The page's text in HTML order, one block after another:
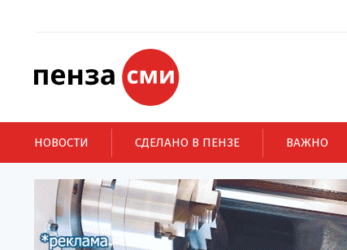
НОВОСТИ СДЕЛАНО В ПЕНЗЕ ВАЖНО